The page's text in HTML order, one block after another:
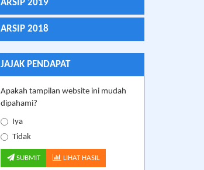
ARSIP 2019
ARSIP 2018
JAJAK PENDAPAT
Apakah tampilan website ini mudah
dipahami?
Iya
Tidak
SUBMIT LIHAT HASIL